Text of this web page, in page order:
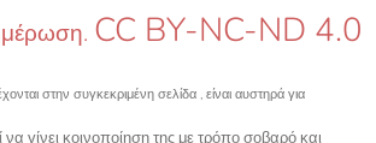
CC BY-NC-ND 4.0
στην συγκεκριμένη σελίδα , είναι αυστηρά για
γίνει κοινοποίηση της με τρόπο σοβαρό και